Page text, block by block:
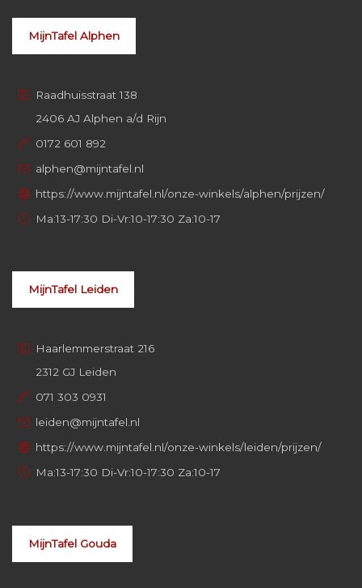
MijnTafel Alphen
Raadhuisstraat 138
2406 AJ Alphen a/d Rijn
0172 601 892
alphen@mijntafel.nl
https://www.mijntafel.nl/onze-winkels/alphen/prijzen/
Ma:13-17:30 Di-Vr:10-17:30 Za:10-17
MijnTafel Leiden
Haarlemmerstraat 216
2312 GJ Leiden
071 303 0931
leiden@mijntafel.nl
https://www.mijntafel.nl/onze-winkels/leiden/prijzen/
Ma:13-17:30 Di-Vr:10-17:30 Za:10-17
MijnTafel Gouda